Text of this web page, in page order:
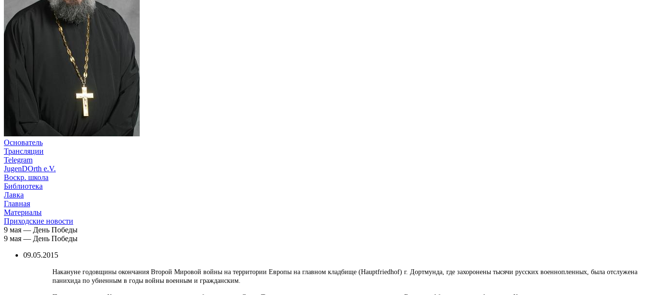
Основатель
Трансляции
Telegram
JugenDOrth e.V.
Воскр. школа
Библиотека
Лавка
Главная
Материалы
Приходские новости
9 мая — День Победы
9 мая — День Победы
09.05.2015
Накануне годовщины окончания Второй Мировой войны на территории Европы на главном кладбище (Hauptfriedhof) г. Дортмунда, где захоронены тысячи русских военнопленных, была отслужена
панихида по убиенным в годы войны военным и гражданским.